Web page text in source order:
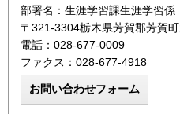
部署名：生涯学習課生涯学習係
〒321-3304栃木県芳賀郡芳賀
電話：028-677-0009
ファクス：028-677-4918